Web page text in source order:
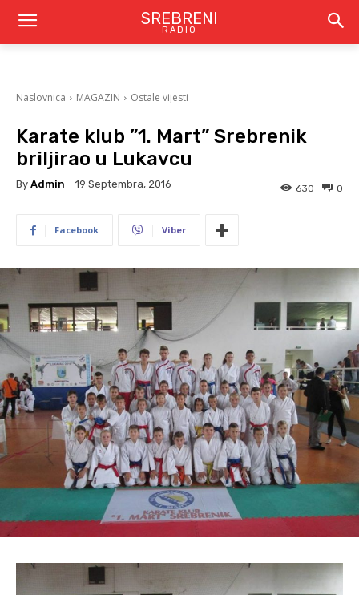
SREBRENI
RADIO
Naslovnica MAGAZIN Ostale vijesti
Karate klub ”1. Mart” Srebrenik
briljirao u Lukavcu
By Admin 19 Septembra, 2016 0
630
Facebook Viber